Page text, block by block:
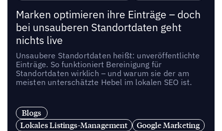
Marken optimieren ihre Einträge – doch
bei unsauberen Standortdaten geht
nichts live
Unsaubere Standortdaten heißt: unveröffentlichte
Einträge. So funktioniert Bereinigung für
Standortdaten wirklich – und warum sie der am
meisten unterschätzte Hebel im lokalen SEO ist.
Blogs
Lokales Listings-Management
Google Marketing